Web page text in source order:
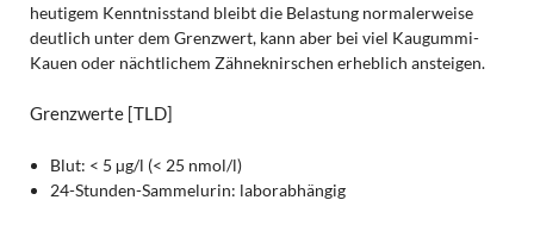
heutigem Kenntnisstand bleibt die Belastung normalerweise
deutlich unter dem Grenzwert, kann aber bei viel Kaugummi-
Kauen oder nächtlichem Zähneknirschen erheblich ansteigen.
Grenzwerte [TLD]
Blut: < 5 µg/l (< 25 nmol/l)
24-Stunden-Sammelurin: laborabhängig